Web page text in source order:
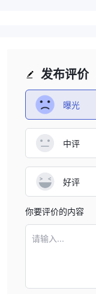
发布评价
曝光
中评
好评
你要评价的内容
请输入...